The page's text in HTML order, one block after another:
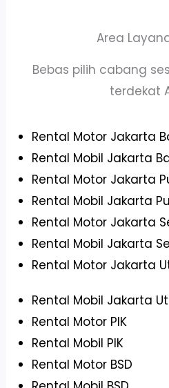
Area
Bebas pilih cabang
terdekat
Rental Motor Jakarta
Rental Mobil Jakarta
Rental Motor Jakarta
Rental Mobil Jakarta
Rental Motor Jakarta
Rental Mobil Jakarta
Rental Motor Jakarta
Rental Mobil Jakarta
Rental Motor PIK
Rental Mobil PIK
Rental Motor BSD